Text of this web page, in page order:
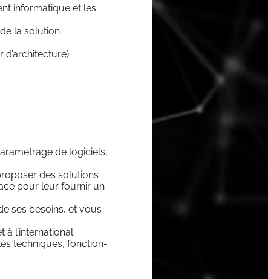
infor­ma­tique et les
la solu­tion
de logi­ciels,
des solu­tions
pour leur four­nir un
ses besoins, et vous
à l’international
tech­niques, fonc­tion­